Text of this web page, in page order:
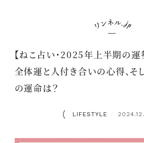
【ねこ占い・2025年上半期の運
全体運と人付き合いの心得、そ
の運命は？
LIFESTYLE ：